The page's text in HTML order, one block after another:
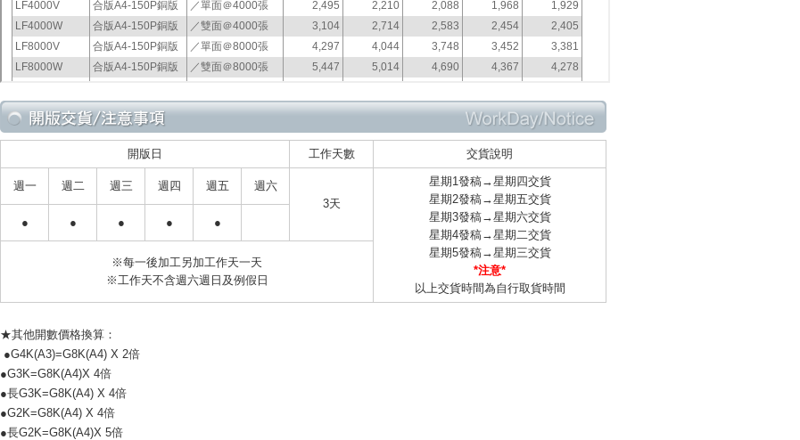
開版日 工作天數 交貨說明
週一 週二 週三 週四 週五
週六
3天
星期1發稿→星期四交貨
星期2發稿→星期五交貨
星期3發稿→星期六交貨
星期4發稿→星期二交貨
星期5發稿→星期三交貨
*注意*
以上交貨時間為自行取貨時間
● ● ● ● ●
※每一後加工另加工作天一天
※工作天不含週六週日及例假日
★其他開數價格換算：
●G4K(A3)=G8K(A4) X 2倍
●G3K=G8K(A4)X 4倍
●長G3K=G8K(A4) X 4倍
●G2K=G8K(A4) X 4倍
●長G2K=G8K(A4)X 5倍